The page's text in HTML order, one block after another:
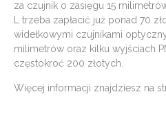
za czujnik o zasięgu 15
L trzeba zapłacić już ponad 70
widełkowymi czujnikami
milimetrów oraz kilku wyjściach
częstokroć 200 złotych.
Więcej informacji znajdziesz na